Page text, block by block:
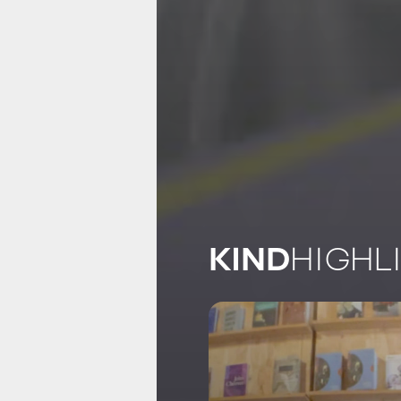
KIND